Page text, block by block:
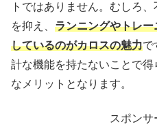
トではありません。むしろ
を抑え、 ランニングやトレ
しているのがカロスの魅力で
計な機能を持たないことで
なメリットとなります。
スポンサ